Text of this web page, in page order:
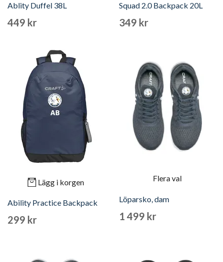
Ablity Duffel 38L
449 kr
Squad 2.0 Backpack 20L
349 kr
Lägg i korgen
Ability Practice Backpack
299 kr
Flera val
Löparsko, dam
1 499 kr